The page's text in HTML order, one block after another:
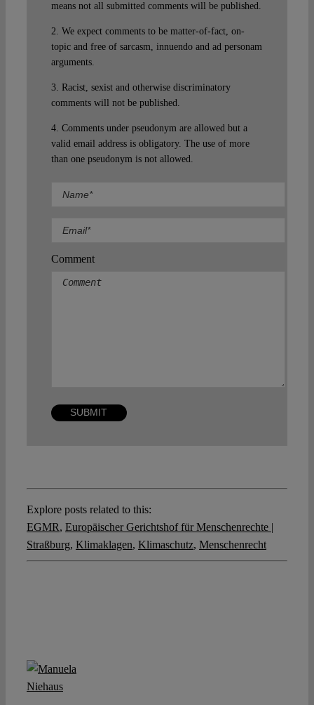
means not all submitted comments will be published.
2. We expect comments to be matter-of-fact, on-
topic and free of sarcasm, innuendo and ad personam
arguments.
3. Racist, sexist and otherwise discriminatory
comments will not be published.
4. Comments under pseudonym are allowed but a
valid email address is obligatory. The use of more
than one pseudonym is not allowed.
Comment
Explore posts related to this:
EGMR, Europäischer Gerichtshof für Menschenrechte |
Straßburg, Klimaklagen, Klimaschutz, Menschenrecht